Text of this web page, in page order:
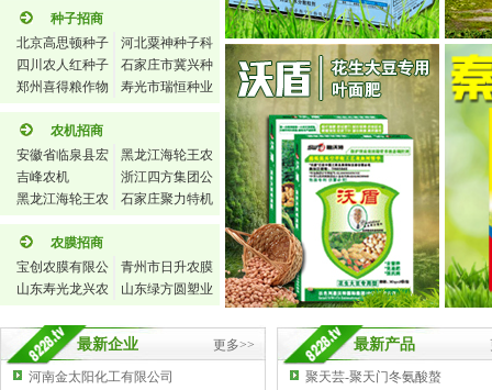
种子招商
北京高思顿种子
有限公司
河北粟神种子科
技有限公司
四川农人红种子
科技有限公司
石家庄市冀兴种
业有限公司
郑州喜得粮作物
研究所
寿光市瑞恒种业
有限公司
农机招商
安徽省临泉县宏
达农机公司
黑龙江海轮王农
机制造有限公司
吉峰农机
浙江四方集团公
司
黑龙江海轮王农
机
石家庄聚力特机
械有限公司
农膜招商
宝创农膜有限公
司
青州市日升农膜
厂
山东寿光龙兴农
山东绿方圆塑业
最新企业 更多>>
河南金太阳化工有限公司
最新产品
聚天芸-聚天门冬氨酸螯